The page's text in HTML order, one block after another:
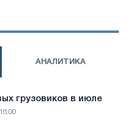
АНАЛИТИКА
грузовиков в июле